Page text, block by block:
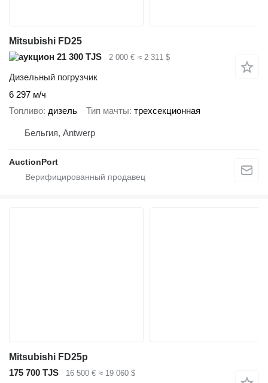
Mitsubishi FD25
21 300 TJS
2 000 € ≈ 2 311 $
Дизельный погрузчик
6 297 м/ч
Топливо дизель Тип мачты трехсекционная
Бельгия, Antwerp
AuctionPort
Mitsubishi FD25p
175 700 TJS
16 500 € ≈ 19 060 $